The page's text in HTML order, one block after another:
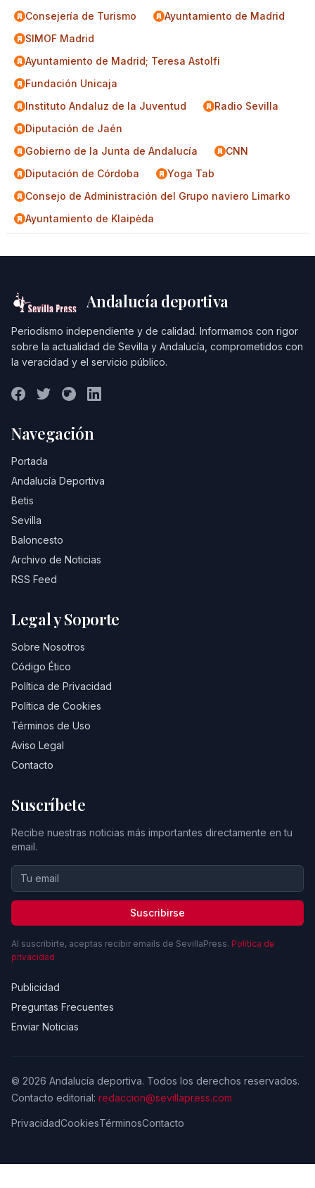
Consejería de Turismo
Ayuntamiento de Madrid
SIMOF Madrid
Ayuntamiento de Madrid; Teresa Astolfi
Fundación Unicaja
Instituto Andaluz de la Juventud
Radio Sevilla
Diputación de Jaén
Gobierno de la Junta de Andalucía
CNN
Diputación de Córdoba
Yoga Tab
Consejo de Administración del Grupo naviero Limarko
Ayuntamiento de Klaipėda
Andalucía deportiva
Periodismo independiente y de calidad. Informamos con rigor
sobre la actualidad de Sevilla y Andalucía, comprometidos con
la veracidad y el servicio público.
Navegación
Portada
Andalucía Deportiva
Betis
Sevilla
Baloncesto
Archivo de Noticias
RSS Feed
Legal y Soporte
Sobre Nosotros
Código Ético
Política de Privacidad
Política de Cookies
Términos de Uso
Aviso Legal
Contacto
Suscríbete
Recibe nuestras noticias más importantes directamente en tu
email.
Suscribirse
Al suscribirte, aceptas recibir emails de SevillaPress. Política de
privacidad
Publicidad
Preguntas Frecuentes
Enviar Noticias
© 2026 Andalucía deportiva. Todos los derechos reservados.
Contacto editorial: redaccion@sevillapress.com
PrivacidadCookiesTérminosContacto